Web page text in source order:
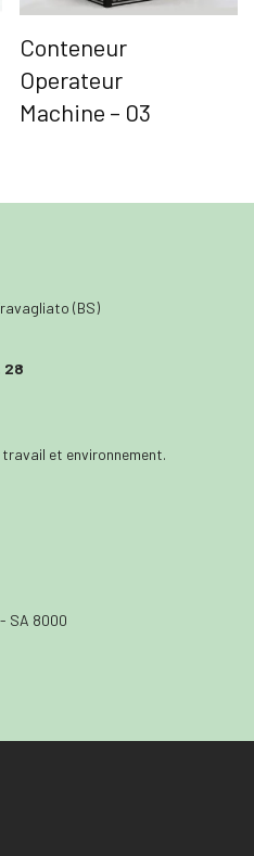
Conteneur
Operateur
Machine – 03
(BS)
28
et environnement.
- SA 8000